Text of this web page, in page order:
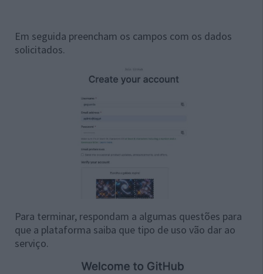
Em seguida preencham os campos com os dados
solicitados.
Para terminar, respondam a algumas questões para
que a plataforma saiba que tipo de uso vão dar ao
serviço.